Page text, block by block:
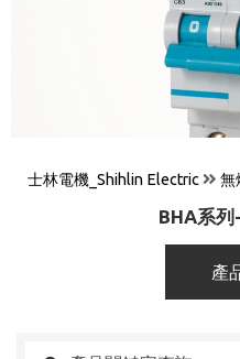
士林電機_Shihlin Electric 無
BHA系
產